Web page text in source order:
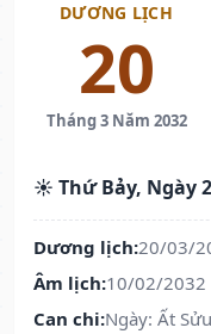
DƯƠNG LỊCH
20
Tháng 3 Năm 2032
☀️ Thứ Bảy, Ngày
Dương lịch:20/03/
Âm lịch:10/02/2032
Can chi:Ngày: Ất